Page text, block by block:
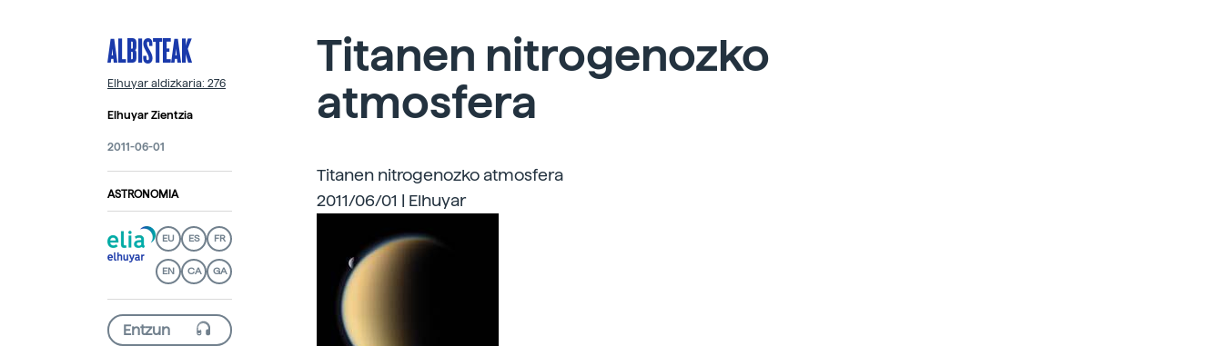
ALBISTEAK
Elhuyar aldizkaria: 276
Elhuyar Zientzia
2011-06-01
ASTRONOMIA
EU ES FR
EN CA GA
Titanen nitrogenozko
atmosfera
Titanen nitrogenozko atmosfera
2011/06/01 | Elhuyar